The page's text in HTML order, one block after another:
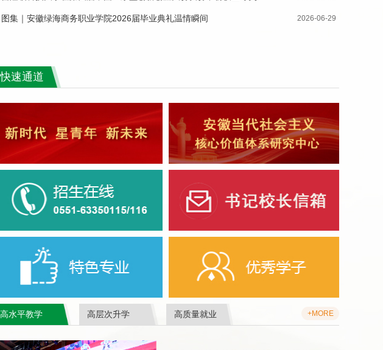
马来西亚吉隆坡建设大学隆重举行办学经营权交接仪式
图集｜安徽绿海商务职业学院2026届毕业典礼温情瞬间 2026-06-29
等单位成立了安
，并担任中国红色
快速通道
高水平教学 高层次升学 高质量就业 +MORE